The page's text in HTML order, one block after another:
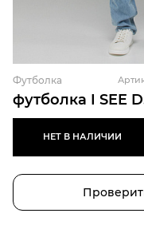
футболка I SEE
Футболка
НЕТ В НАЛИЧИИ